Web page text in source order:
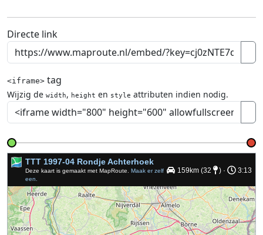
Directe link
<iframe> tag
Wijzig de width, height en style attributen indien nodig.